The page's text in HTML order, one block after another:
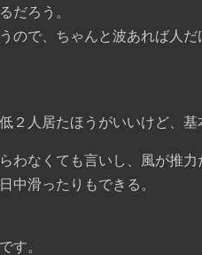
だろう。
ので、ちゃんと波あれば人だ
２人居たほうがいいけど、基
わなくても言いし、風が推力
中滑ったりもできる。
す。